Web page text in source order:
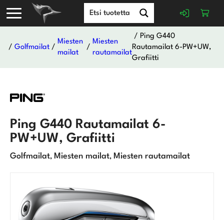
/Golfmailat /
Miesten
mailat
/
Miesten
rautamailat
/ Ping G440
Rautamailat 6-PW+UW,
Grafiitti
Ping G440 Rautamailat 6-
PW+UW, Grafiitti
Golfmailat, Miesten mailat, Miesten rautamailat